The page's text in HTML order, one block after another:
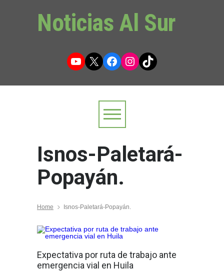
Noticias Al Sur
YouTube
X Facebook
Instagram
TikTok
Isnos-Paletará-
Popayán.
Home Isnos-Paletará-Popayán.
Expectativa por ruta de trabajo ante
emergencia vial en Huila